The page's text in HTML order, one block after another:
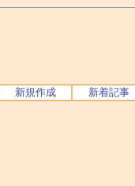
新規作成 新着記事